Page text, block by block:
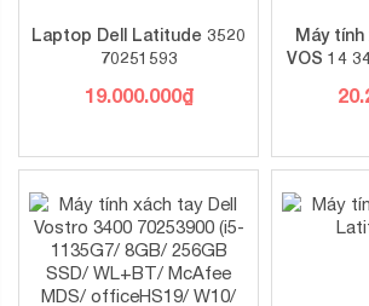
các cổng kết nối vật lý thông dụng và
dùng có thể thoải mái truyền tải dữ liệu.
3.2, 1 USB 2.0, 1 HDMI 1.4 port, 1 SD
1 Audio jack. Ngoài ra, kết nối không dây
thiếu với kết nối Bluetooth và 802.11ac
Laptop Dell Latitude 3520
70251593
19.000.000₫
Máy tính
VOS 14